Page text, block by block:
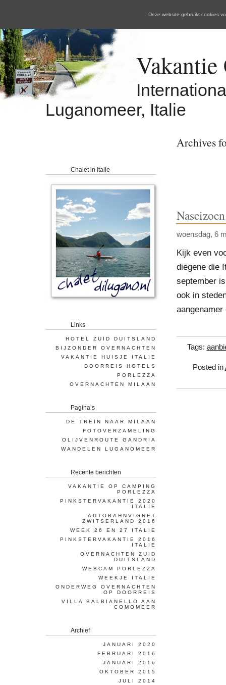
Luganomeer, Italie
Archives
woensdag, 6
Kijk even
diegene die
september
ook in
Tags:
Posted in
Chalet in Italie
Links
HOTEL ZUID DUITSLAND
BIJZONDER OVERNACHTEN
VAKANTIE HUISJE ITALIE
DOORREIS HOTELS
PORLEZZA
OVERNACHTEN MILAAN
Pagina’s
DE TREIN NAAR MILAAN
FOTOVERZAMELING
OLIJVENROUTE GANDRIA
WANDELEN LUGANOMEER
Recente berichten
VAKANTIE OP CAMPING
PORLEZZA
PINKSTERVAKANTIE 2020
ITALIE
AUTOBAHNVIGNET
ZWITSERLAND 2016
WEEK 26 EN 27 ITALIE
PINKSTERVAKANTIE 2016
ITALIE
OVERNACHTEN ZUID
DUITSLAND
WEBCAM PORLEZZA
WEEKJE ITALIE
ONDERWEG OVERNACHTEN
OP DOORREIS
VILLA BALBIANELLO AAN
COMOMEER
Archief
JANUARI 2020
FEBRUARI 2016
JANUARI 2016
OKTOBER 2015
JULI 2014
Deze website gebruikt cookies